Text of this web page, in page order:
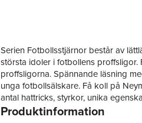
Serien Fotbollsstjärnor består av
största idoler i fotbollens
proffsligorna. Spännande läsning
unga fotbollsälskare. Få koll på
antal hattricks, styrkor, unika
Produktinformation